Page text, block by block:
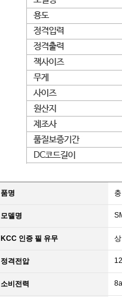
품명
모델명
KCC 인증 필 유무
정격전압
소비전력